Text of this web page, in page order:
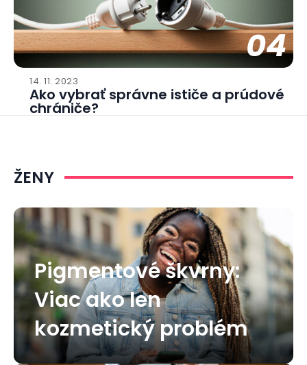
04
14. 11. 2023
Ako vybrať správne ističe a prúdové
chrániče?
ŽENY
Pigmentové škvrny:
Viac ako len
kozmetický problém